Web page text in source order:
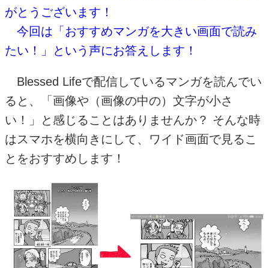
がとうございます！
今回は「おすすめマンガを大きい画面で読み
たい！」という声にお答えします！
Blessed Lifeで配信しているマンガを読んでい
ると、「画像や（画像の中の）文字が小さ
い！」と感じることはありませんか？ そんな時
はスマホを横向きにして、ワイド画面で見るこ
とをおすすめします！